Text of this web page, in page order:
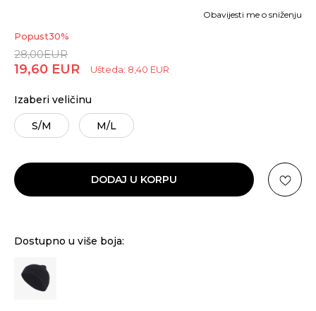
Popust30%
28,00EUR
19,60 EUR Ušteda: 8,40 EUR
Obavijesti me o sniženju
Izaberi veličinu
S/M M/L
DODAJ U KORPU
Dostupno u više boja: